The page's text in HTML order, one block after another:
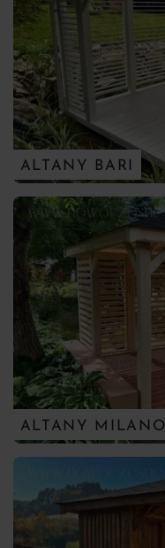
ALTANY BARI
ALTANY MILANO